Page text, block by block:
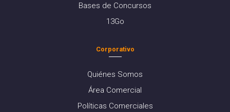
Bases de Concursos
13Go
Corporativo
Quiénes Somos
Área Comercial
Políticas Comerciales